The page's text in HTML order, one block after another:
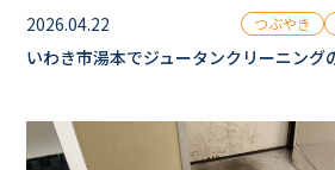
2026.04.22 つぶやき
いわき市湯本でジュータンクリーニング